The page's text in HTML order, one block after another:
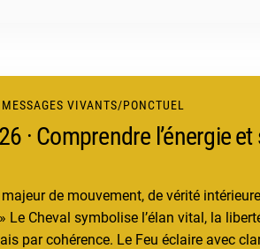
MESSAGES VIVANTS/PONCTUEL
· Comprendre l’énergie
de mouvement, de vérité
Cheval symbolise l’élan vital, la
par cohérence. Le Feu éclaire avec